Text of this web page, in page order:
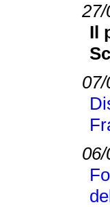
27/
Il